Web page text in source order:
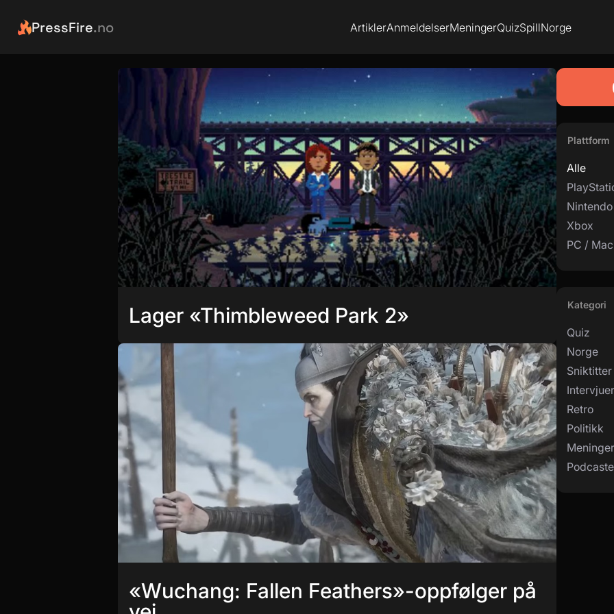
PressFire.no ArtiklerAnmeldelserMeningerQuizSpillNorge
Lager «Thimbleweed Park 2»
«Wuchang: Fallen Feathers»-oppfølger på
Plattform
Alle
Nintendo
Xbox
PC / Mac
Kategori
Quiz
Norge
Sniktitter
Intervjuer
Retro
Politikk
Meninger